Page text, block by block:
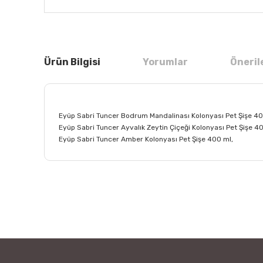
Ürün Bilgisi Yorumlar
Eyüp Sabri Tuncer Bodrum Mandalinası Kolonyası Pet Şişe
Eyüp Sabri Tuncer Ayvalık Zeytin Çiçeği Kolonyası Pet Şişe
Eyüp Sabri Tuncer Amber Kolonyası Pet Şişe 400 ml,